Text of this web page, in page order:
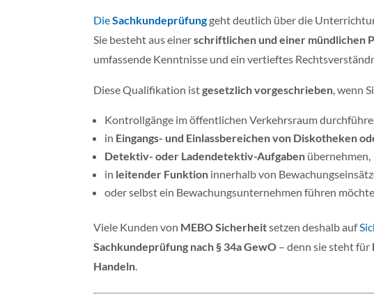
DieSachkundeprüfunggeht deutlich über die
Sie besteht aus einerschriftlichen und einer mündlichen
umfassende Kenntnisse und ein vertieftes
Diese Qualifikation istgesetzlich vorgeschrieben , wenn
Kontrollgänge im öffentlichen Verkehrsraum
in Eingangs- und Einlassbereichen von Diskotheken
Detektiv- oder Ladendetektiv-Aufgaben übernehmen,
in leitender Funktion innerhalb von
oder selbst ein Bewachungsunternehmen führen
Viele Kunden von MEBO Sicherheitsetzen deshalb auf
Sachkundeprüfung nach § 34a GewO – denn sie steht für
Handeln